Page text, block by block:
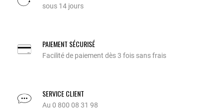
sous 14 jours
PAIEMENT SÉCURISÉ
Facilité de paiement dès 3 fois sans frais
SERVICE CLIENT
Au 0 800 08 31 98